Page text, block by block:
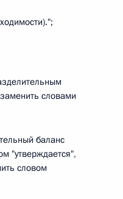
словами
баланс
"утверждается",
словом